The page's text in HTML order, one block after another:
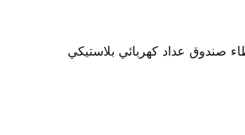
صندوق عداد كهربائي بلاستيكي